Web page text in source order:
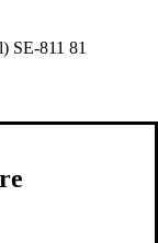
SE-811 81